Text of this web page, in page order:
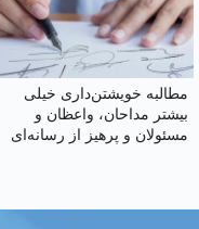
مطالبه خویشتن‌داری خیلی
بیشتر مداحان، واعظان و
مسئولان و پرهیز از رسانه‌ای